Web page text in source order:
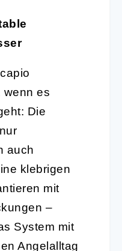
wenn es
Die
auch
klebrigen
mit
–
System mit
Angelalltag